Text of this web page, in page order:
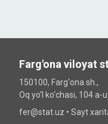
Farg'ona viloyat
150100, Farg'ona sh.,
Oq yo'l ko‘chаsi, 104 a-
fer@stat.uz • Sayt